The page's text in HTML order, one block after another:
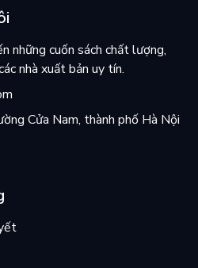
những cuốn sách chất lượng,
nhà xuất bản uy tín.
Cửa Nam, thành phố Hà Nội